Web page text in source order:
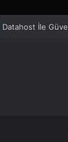
Havada motoru